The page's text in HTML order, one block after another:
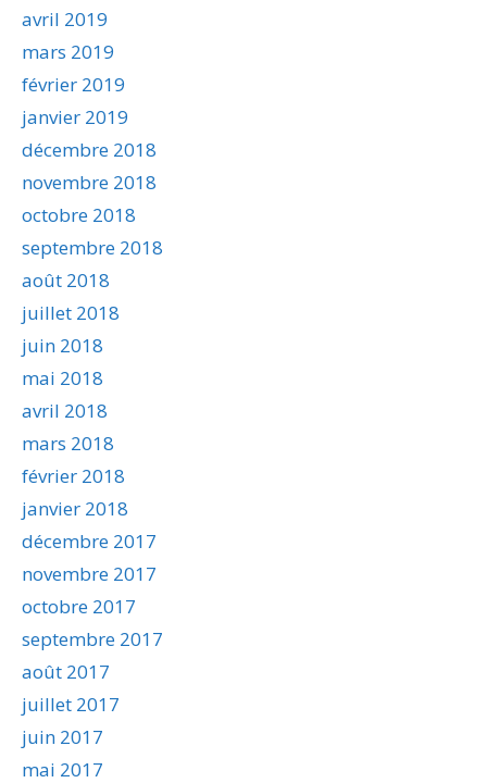
avril 2019
mars 2019
février 2019
janvier 2019
décembre 2018
novembre 2018
octobre 2018
septembre 2018
août 2018
juillet 2018
juin 2018
mai 2018
avril 2018
mars 2018
février 2018
janvier 2018
décembre 2017
novembre 2017
octobre 2017
septembre 2017
août 2017
juillet 2017
juin 2017
mai 2017